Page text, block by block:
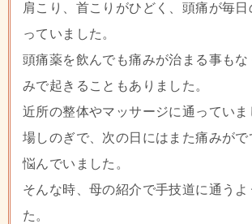
肩こり、首こりがひどく、頭痛が毎日
っていました。
頭痛薬を飲んでも痛みが治まる事もな
みで起きることもありました。
近所の整体やマッサージに通ってい
場しのぎで、次の日にはまた痛みがで
悩んでいました。
そんな時、母の紹介で手技道に通うよ
た。